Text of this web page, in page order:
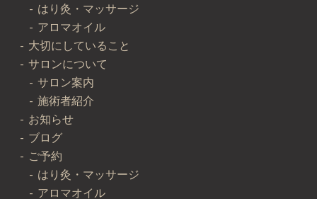
はり灸・マッサージ
アロマオイル
大切にしていること
サロンについて
サロン案内
施術者紹介
お知らせ
ブログ
ご予約
はり灸・マッサージ
アロマオイル